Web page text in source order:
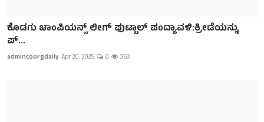
ಕೊಡಗು ಚಾಂಪಿಯನ್ಸ್ ಲೀಗ್ ಫುಟ್ಬಾಲ್ ಪಂದ್ಯಾವಳಿ:ಕ್ರೀಡೆಯನ್ನು
ಪ್...
admincoorgdaily Apr 20, 2025 0 353